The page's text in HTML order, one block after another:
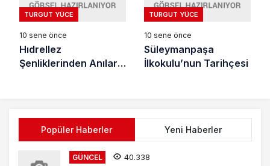
TURGUT YÜCE
10 sene önce
Hıdrellez
Şenliklerinden Anılar
TURGUT YÜCE
10 sene önce
Süleymanpaşa
İlkokulu’nun Tarihçesi
Popüler Haberler Yeni Haberler
GÜNCEL 40.338